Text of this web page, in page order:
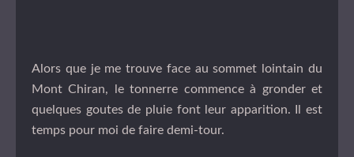
Alors que je me trouve face au sommet lointain du
Mont Chiran, le tonnerre commence à gronder et
quelques goutes de pluie font leur apparition. Il est
temps pour moi de faire demi-tour.